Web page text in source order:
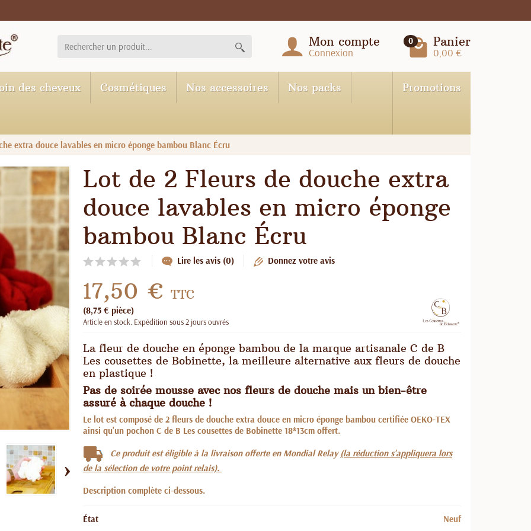
Mon compte
Connexion
0 Panier
0,00 €
des cheveux Cosmétiques Nos accessoires Nos packs Promotions
extra douce lavables en micro éponge bambou Blanc Écru
›
Lot de 2 Fleurs de douche extra
douce lavables en micro éponge
bambou Blanc Écru
Lire les avis (0) Donnez votre avis
17,50 € TTC
(8,75 € pièce)
Article en stock. Expédition sous 2 jours ouvrés
La fleur de douche en éponge bambou de la marque artisanale C de B
Les cousettes de Bobinette, la meilleure alternative aux fleurs de douche
en plastique !
Pas de soirée mousse avec nos fleurs de douche mais un bien-être
assuré à chaque douche !
Le lot est composé de 2 fleurs de douche extra douce en micro éponge bambou certifiée OEKO-TEX
ainsi qu'un pochon C de B Les cousettes de Bobinette 18*13cm offert.
Ce produit est éligible à la livraison offerte en Mondial Relay(la réduction s'appliquera lors
de la sélection de votre point relais).
Description complète ci-dessous.
État Neuf